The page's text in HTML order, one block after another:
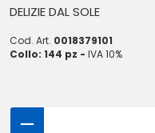
DELIZIE DAL SOLE
Cod. Art. 0018379101
Collo: 144 pz - IVA 10%